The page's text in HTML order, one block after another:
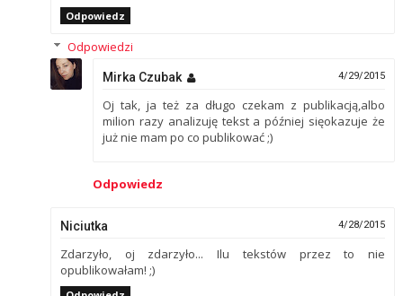
Odpowiedz
Odpowiedzi
Mirka Czubak 4/29/2015
Oj tak, ja też za długo czekam z publikacją,albo
milion razy analizuję tekst a później sięokazuje że
już nie mam po co publikować ;)
Odpowiedz
Niciutka 4/28/2015
Zdarzyło, oj zdarzyło... Ilu tekstów przez to nie
opublikowałam! ;)